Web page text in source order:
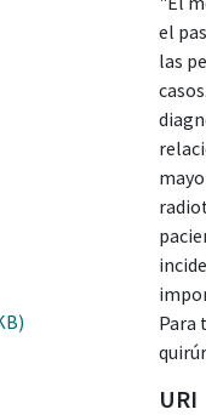
el
las
Para
URI